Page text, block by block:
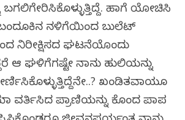
ಹಾಗೆ ಯೋಚಿಸಿ
ಬಂದೂಕಿನ ನಳಿಗೆಯಿಂದ ಬುಲೆಟ್
ನಿರೀಕ್ಷಿಸದ ಘಟನೆಯೊಂದು
ಆ ಘಳಿಗೆಗಷ್ಟೇ ನಾನು ಹುಲಿಯನ್ನು
ಖಂಡಿತವಾಗಿಯೂ
ವರ್ತಿಸಿದ ಪ್ರಾಣಿಯನ್ನು ಕೊಂದ ಪಾಪ